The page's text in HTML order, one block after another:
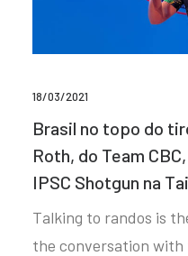
18/03/2021
Brasil no topo do
Roth, do Team
IPSC Shotgun na
Talking to randos is
the conversation